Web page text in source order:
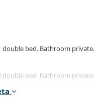
double bed. Bathroom private.
double bed. Bathroom private.